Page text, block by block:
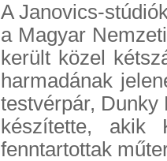
A Janovics-
a Magyar
került közel
harmadának
testvérpár, Dunky
készítette, akik
fenntartottak